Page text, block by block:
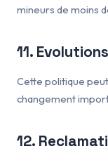
mineurs de moins
11.
Cette politique
changement
12.